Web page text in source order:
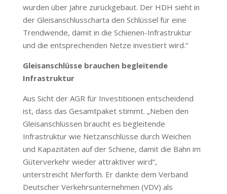
wurden über Jahre zurückgebaut. Der HDH sieht in
der Gleisanschlusscharta den Schlüssel für eine
Trendwende, damit in die Schienen-Infrastruktur
und die entsprechenden Netze investiert wird.“
Gleisanschlüsse brauchen begleitende
Infrastruktur
Aus Sicht der AGR für Investitionen entscheidend
ist, dass das Gesamtpaket stimmt. „Neben den
Gleisanschlüssen braucht es begleitende
Infrastruktur wie Netzanschlüsse durch Weichen
und Kapazitäten auf der Schiene, damit die Bahn im
Güterverkehr wieder attraktiver wird“,
unterstreicht Merforth. Er dankte dem Verband
Deutscher Verkehrsunternehmen (VDV) als